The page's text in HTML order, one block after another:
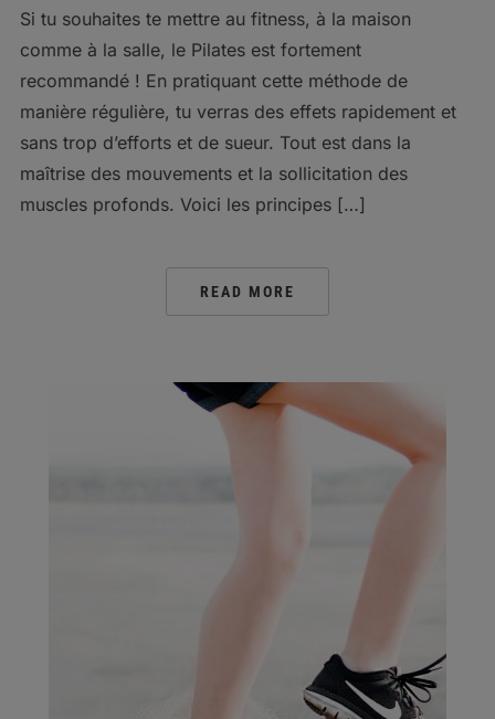
Si tu souhaites te mettre au fitness, à la maison
comme à la salle, le Pilates est fortement
recommandé ! En pratiquant cette méthode de
manière régulière, tu verras des effets rapidement et
sans trop d’efforts et de sueur. Tout est dans la
maîtrise des mouvements et la sollicitation des
muscles profonds. Voici les principes […]
READ MORE